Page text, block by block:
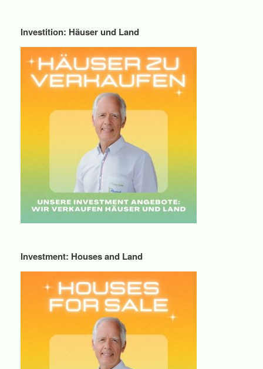
Investition: Häuser und Land
Investment: Houses and Land